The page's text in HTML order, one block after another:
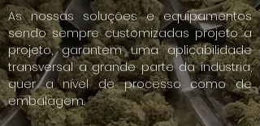
As nossas soluções e equipamentos
sendo sempre customizadas projeto a
projeto, garantem uma aplicabilidade
transversal a grande parte da indústria,
quer a nível de processo como de
embalagem.